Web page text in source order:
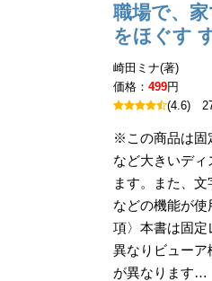
職場で、
をほぐす
崎田ミナ(著)
価格：499円
(4.6)
※この商品は固
など大きいデ
ます。また、
などの機能が
項〉本書は固定
異なりビュー
が異なります…